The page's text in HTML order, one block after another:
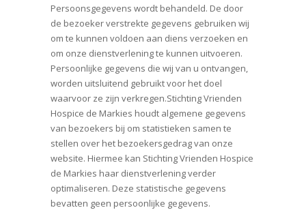
Persoonsgegevens wordt behandeld. De door
de bezoeker verstrekte gegevens gebruiken wij
om te kunnen voldoen aan diens verzoeken en
om onze dienstverlening te kunnen uitvoeren.
Persoonlijke gegevens die wij van u ontvangen,
worden uitsluitend gebruikt voor het doel
waarvoor ze zijn verkregen.Stichting Vrienden
Hospice de Markies houdt algemene gegevens
van bezoekers bij om statistieken samen te
stellen over het bezoekersgedrag van onze
website. Hiermee kan Stichting Vrienden Hospice
de Markies haar dienstverlening verder
optimaliseren. Deze statistische gegevens
bevatten geen persoonlijke gegevens.